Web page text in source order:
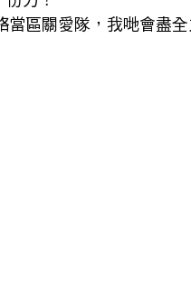
區關愛隊，我哋會盡全